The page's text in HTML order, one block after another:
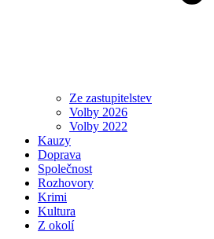
Ze zastupitelstev
Volby 2026
Volby 2022
Kauzy
Doprava
Společnost
Rozhovory
Krimi
Kultura
Z okolí